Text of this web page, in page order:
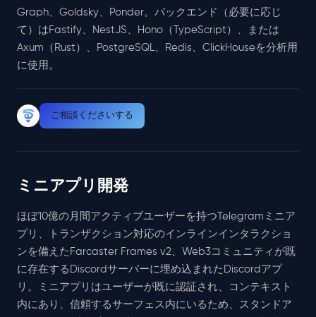
Graph、Goldsky、Ponder。バックエンド（必要に応じ
て）はFastify、NestJS、Hono（TypeScript）、または
Axum（Rust）、PostgreSQL、Redis、ClickHouseを分析用
に使用。
ご相談くださいする
ミニアプリ開発
ほぼ10億の月間アクティブユーザーを持つTelegramミニア
プリ、トランザクション対応のインラインインタラクショ
ンを備えたFarcaster Frames v2、Web3コミュニティが既
に存在するDiscordサーバーに埋め込まれたDiscordアプ
リ。ミニアプリはユーザーが既に認証され、コンテキスト
内にあり、信頼するサーフェス内にいるため、スタンドア